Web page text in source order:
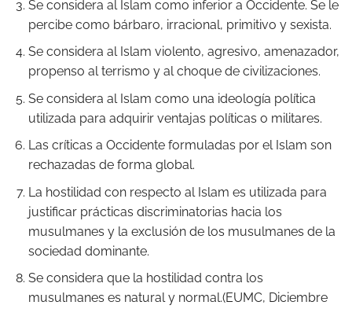
Se considera al Islam como inferior a Occidente. Se le
percibe como bárbaro, irracional, primitivo y sexista.
Se considera al Islam violento, agresivo, amenazador,
propenso al terrismo y al choque de civilizaciones.
Se considera al Islam como una ideología política
utilizada para adquirir ventajas políticas o militares.
Las críticas a Occidente formuladas por el Islam son
rechazadas de forma global.
La hostilidad con respecto al Islam es utilizada para
justificar prácticas discriminatorias hacia los
musulmanes y la exclusión de los musulmanes de la
sociedad dominante.
Se considera que la hostilidad contra los
musulmanes es natural y normal.(EUMC, Diciembre